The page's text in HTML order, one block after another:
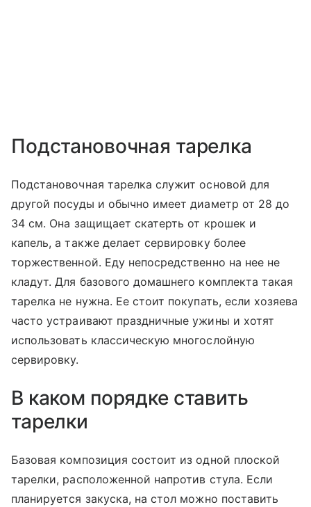
Подстановочная тарелка
Подстановочная тарелка служит основой для
другой посуды и обычно имеет диаметр от 28 до
34 см. Она защищает скатерть от крошек и
капель, а также делает сервировку более
торжественной. Еду непосредственно на нее не
кладут. Для базового домашнего комплекта такая
тарелка не нужна. Ее стоит покупать, если хозяева
часто устраивают праздничные ужины и хотят
использовать классическую многослойную
сервировку.
В каком порядке ставить
тарелки
Базовая композиция состоит из одной плоской
тарелки, расположенной напротив стула. Если
планируется закуска, на стол можно поставить